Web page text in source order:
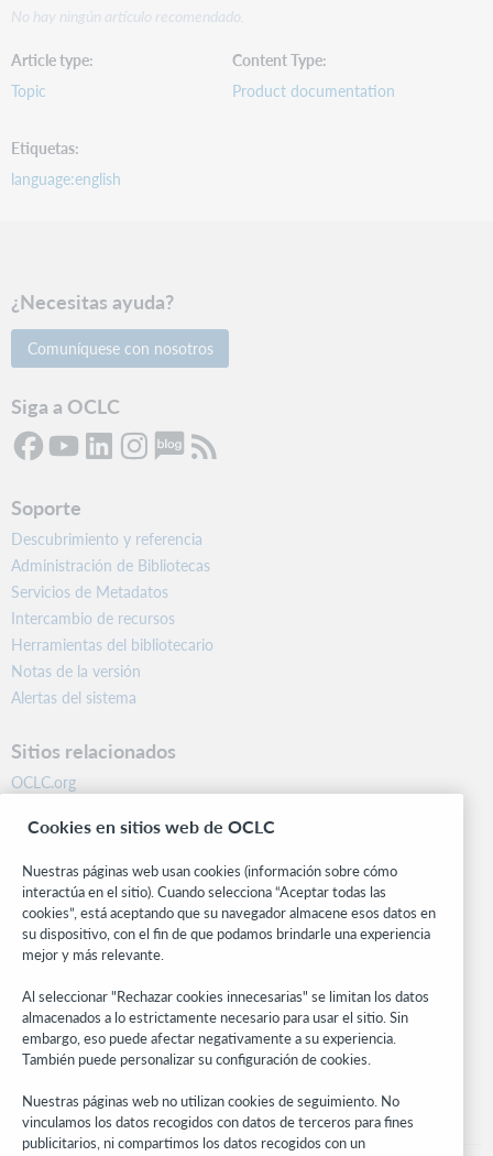
No hay ningún artículo recomendado.
Article type
Topic
Content Type
Product documentation
Etiquetas
language:english
¿Necesitas ayuda?
Comuníquese con nosotros
Siga a OCLC
Soporte
Descubrimiento y referencia
Administración de Bibliotecas
Servicios de Metadatos
Intercambio de recursos
Herramientas del bibliotecario
Notas de la versión
Alertas del sistema
Sitios relacionados
OCLC.org
Centro comunitario
Investigación
WebJunction
Red de desarrolladores
Manténgase al día
Obtenga las últimas novedades de los productos, estudios de
investigación, eventos y mucho más – directo a su bandeja de
entrada.
Suscríbase ahora
Cookies en sitios web de OCLC
Nuestras páginas web usan cookies (información sobre cómo
interactúa en el sitio). Cuando selecciona “Aceptar todas las
cookies”, está aceptando que su navegador almacene esos datos en
su dispositivo, con el fin de que podamos brindarle una experiencia
mejor y más relevante.
Al seleccionar "Rechazar cookies innecesarias" se limitan los datos
almacenados a lo estrictamente necesario para usar el sitio. Sin
embargo, eso puede afectar negativamente a su experiencia.
También puede personalizar su configuración de cookies.
Nuestras páginas web no utilizan cookies de seguimiento. No
vinculamos los datos recogidos con datos de terceros para fines
publicitarios, ni compartimos los datos recogidos con un